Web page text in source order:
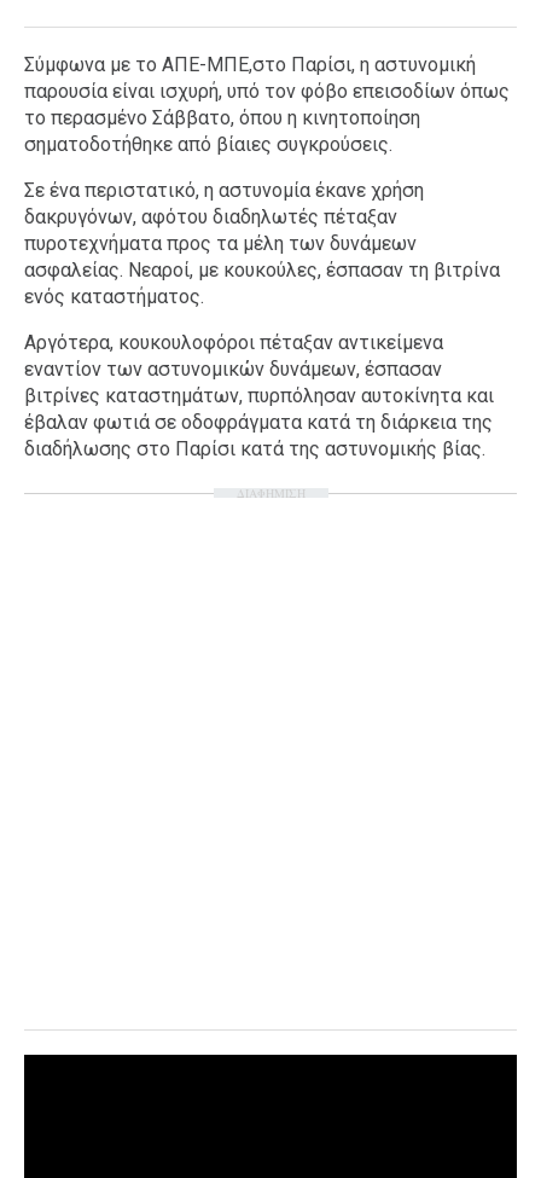
Σύμφωνα με το ΑΠΕ-ΜΠΕ,στο Παρίσι, η αστυνομική
παρουσία είναι ισχυρή, υπό τον φόβο επεισοδίων όπως
το περασμένο Σάββατο, όπου η κινητοποίηση
σηματοδοτήθηκε από βίαιες συγκρούσεις.
Σε ένα περιστατικό, η αστυνομία έκανε χρήση
δακρυγόνων, αφότου διαδηλωτές πέταξαν
πυροτεχνήματα προς τα μέλη των δυνάμεων
ασφαλείας. Νεαροί, με κουκούλες, έσπασαν τη βιτρίνα
ενός καταστήματος.
Αργότερα, κουκουλοφόροι πέταξαν αντικείμενα
εναντίον των αστυνομικών δυνάμεων, έσπασαν
βιτρίνες καταστημάτων, πυρπόλησαν αυτοκίνητα και
έβαλαν φωτιά σε οδοφράγματα κατά τη διάρκεια της
διαδήλωσης στο Παρίσι κατά της αστυνομικής βίας.
ΔΙΑΦΗΜΙΣΗ